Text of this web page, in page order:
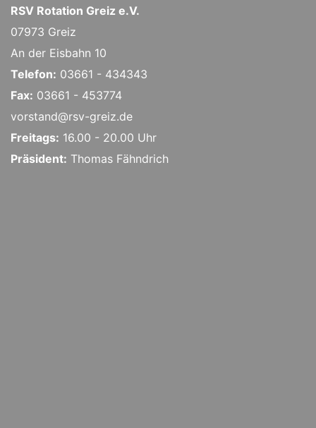
RSV Rotation Greiz e.V.
07973 Greiz
An der Eisbahn 10
Telefon: 03661 - 434343
Fax: 03661 - 453774
vorstand@rsv-greiz.de
Freitags: 16.00 - 20.00 Uhr
Präsident: Thomas Fähndrich